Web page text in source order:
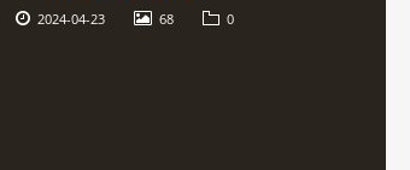
2024-04-23 68 0